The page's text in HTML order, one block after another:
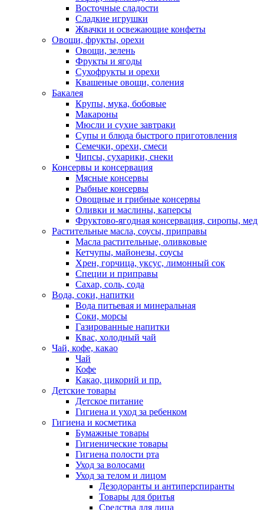
Восточные сладости
Сладкие игрушки
Жвачки и освежающие конфеты
Овощи, фрукты, орехи
Овощи, зелень
Фрукты и ягоды
Сухофрукты и орехи
Квашеные овощи, соления
Бакалея
Крупы, мука, бобовые
Макароны
Мюсли и сухие завтраки
Супы и блюда быстрого приготовления
Семечки, орехи, смеси
Чипсы, сухарики, снеки
Консервы и консервация
Мясные консервы
Рыбные консервы
Овощные и грибные консервы
Оливки и маслины, каперсы
Фруктово-ягодная консервация, сиропы, мед
Растительные масла, соусы, приправы
Масла растительные, оливковые
Кетчупы, майонезы, соусы
Хрен, горчица, уксус, лимонный сок
Специи и приправы
Сахар, соль, сода
Вода, соки, напитки
Вода питьевая и минеральная
Соки, морсы
Газированные напитки
Квас, холодный чай
Чай, кофе, какао
Чай
Кофе
Какао, цикорий и пр.
Детские товары
Детское питание
Гигиена и уход за ребенком
Гигиена и косметика
Бумажные товары
Гигиенические товары
Гигиена полости рта
Уход за волосами
Уход за телом и лицом
Дезодоранты и антиперспиранты
Товары для бритья
Средства для лица